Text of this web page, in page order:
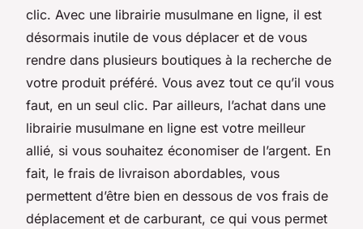
clic. Avec une librairie musulmane en ligne, il est
désormais inutile de vous déplacer et de vous
rendre dans plusieurs boutiques à la recherche de
votre produit préféré. Vous avez tout ce qu’il vous
faut, en un seul clic. Par ailleurs, l’achat dans une
librairie musulmane en ligne est votre meilleur
allié, si vous souhaitez économiser de l’argent. En
fait, le frais de livraison abordables, vous
permettent d’être bien en dessous de vos frais de
déplacement et de carburant, ce qui vous permet